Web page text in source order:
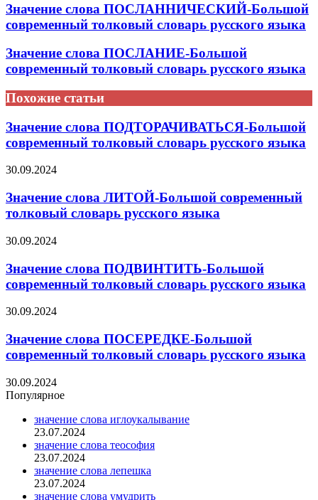
Значение слова ПОСЛАННИЧЕСКИЙ-Большой
современный толковый словарь русского языка
Значение слова ПОСЛАНИЕ-Большой
современный толковый словарь русского языка
Похожие статьи
Значение слова ПОДТОРАЧИВАТЬСЯ-Большой
современный толковый словарь русского языка
30.09.2024
Значение слова ЛИТОЙ-Большой современный
толковый словарь русского языка
30.09.2024
Значение слова ПОДВИНТИТЬ-Большой
современный толковый словарь русского языка
30.09.2024
Значение слова ПОСЕРЕДКЕ-Большой
современный толковый словарь русского языка
30.09.2024
Популярное
значение слова иглоукалывание
23.07.2024
значение слова теософия
23.07.2024
значение слова лепешка
23.07.2024
значение слова умудрить